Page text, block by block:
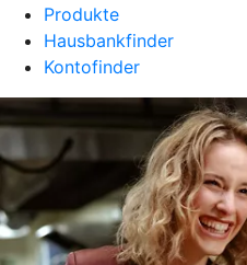
Produkte
Hausbankfinder
Kontofinder